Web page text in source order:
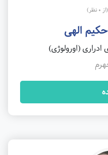
(از 0 نظر)
الهی
(اورولوژی)